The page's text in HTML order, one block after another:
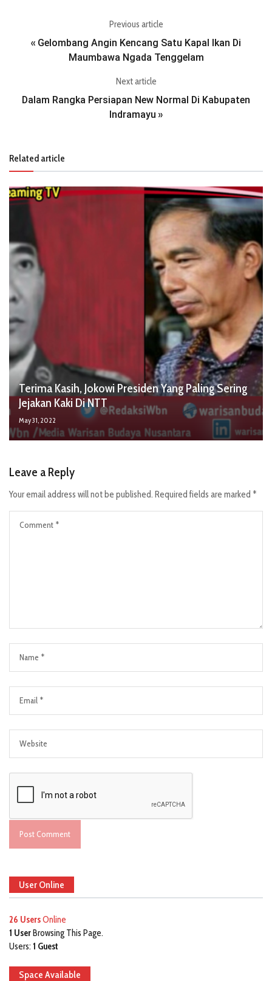
Previous article
« Gelombang Angin Kencang Satu Kapal Ikan Di
Maumbawa Ngada Tenggelam
Next article
Dalam Rangka Persiapan New Normal Di Kabupaten
Indramayu »
Related article
Terima Kasih, Jokowi Presiden Yang Paling Sering
Jejakan Kaki Di NTT
May 31, 2022
Leave a Reply
Your email address will not be published. Required fields are marked *
User Online
26 UsersOnline
1 UserBrowsing This Page.
Users: 1 Guest
Space Available